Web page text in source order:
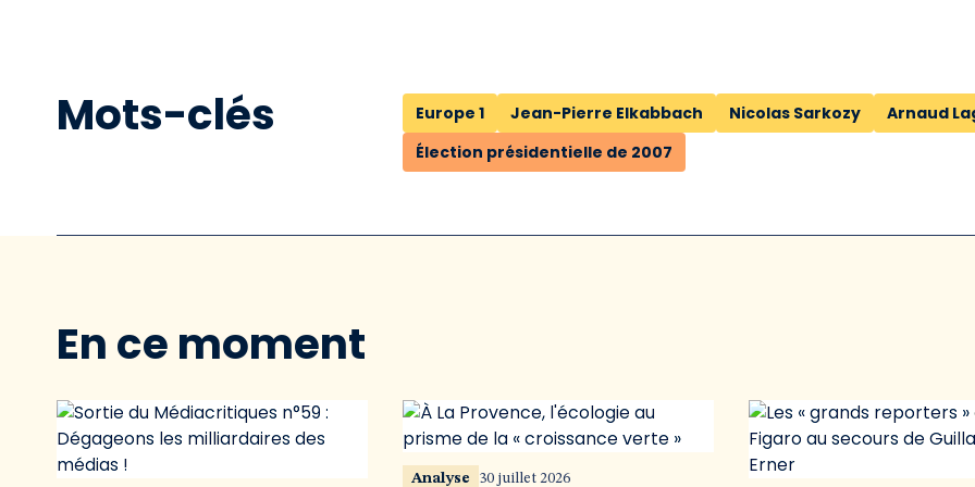
Mots-clés Europe 1 Jean-Pierre Elkabbach Nicolas Sarkozy
Arnaud
Élection présidentielle de 2007
En ce moment
Analyse 30 juillet 2026